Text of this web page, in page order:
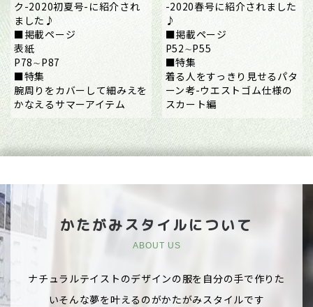
ク-2020初夏号-に紹介され
ました♪
■掲載ページ
表紙
P78∼P87
■特集
腕周りをカバーして細みえを
かなえるサマーアイテム
-2020春号に紹介されました
♪
■掲載ページ
P52∼P55
■特集
着る人をすっきり見せるパタ
ーン考-ウエストゴム仕様の
スカート編
かたがみスタイルについて
ABOUT US
ナチュラルテイストのデザインの服を自分の手で作りた
いそんな夢を叶えるのがかたがみスタイルです